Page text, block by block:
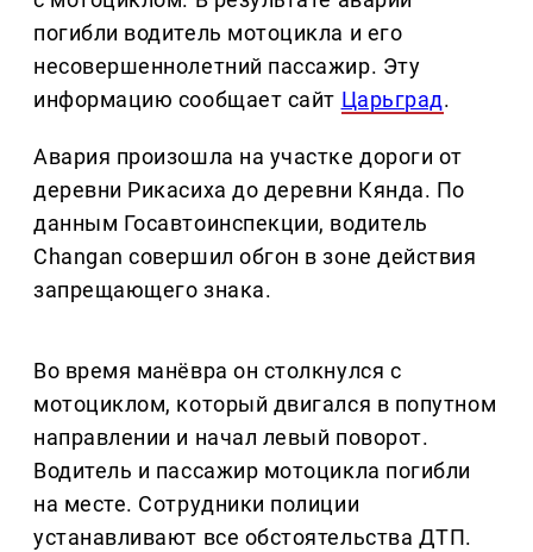
погибли водитель мотоцикла и его
несовершеннолетний пассажир. Эту
информацию сообщает сайт Царьград.
Авария произошла на участке дороги от
деревни Рикасиха до деревни Кянда. По
данным Госавтоинспекции, водитель
Changan совершил обгон в зоне действия
запрещающего знака.
Во время манёвра он столкнулся с
мотоциклом, который двигался в попутном
направлении и начал левый поворот.
Водитель и пассажир мотоцикла погибли
на месте. Сотрудники полиции
устанавливают все обстоятельства ДТП.